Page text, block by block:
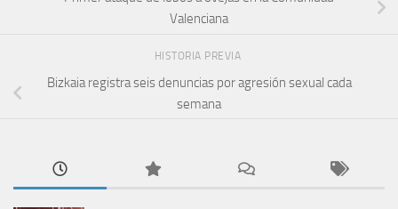
Valenciana
HISTORIA PREVIA
Bizkaia registra seis denuncias por agresión sexual cada
semana